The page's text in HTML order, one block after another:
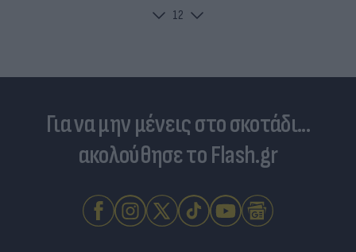
12
Για να μην μένεις στο σκοτάδι...
ακολούθησε το Flash.gr